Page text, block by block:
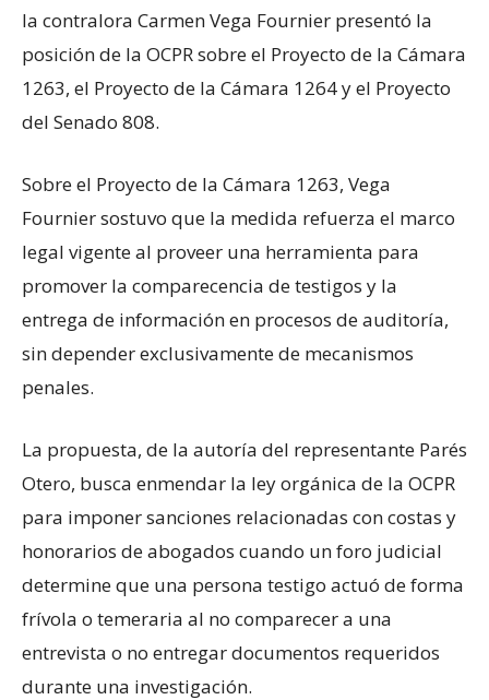
la contralora Carmen Vega Fournier presentó la
posición de la OCPR sobre el Proyecto de la Cámara
1263, el Proyecto de la Cámara 1264 y el Proyecto
del Senado 808.
Sobre el Proyecto de la Cámara 1263, Vega
Fournier sostuvo que la medida refuerza el marco
legal vigente al proveer una herramienta para
promover la comparecencia de testigos y la
entrega de información en procesos de auditoría,
sin depender exclusivamente de mecanismos
penales.
La propuesta, de la autoría del representante Parés
Otero, busca enmendar la ley orgánica de la OCPR
para imponer sanciones relacionadas con costas y
honorarios de abogados cuando un foro judicial
determine que una persona testigo actuó de forma
frívola o temeraria al no comparecer a una
entrevista o no entregar documentos requeridos
durante una investigación.